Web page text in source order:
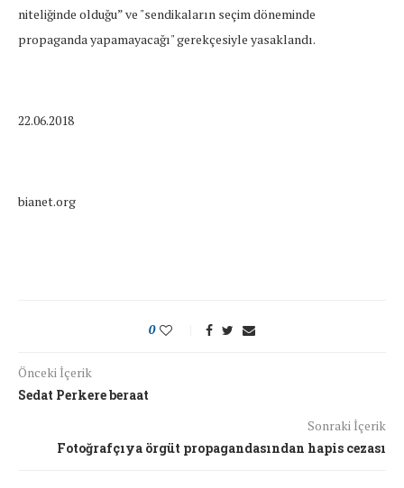
niteliğinde olduğu” ve "sendikaların seçim döneminde
propaganda yapamayacağı" gerekçesiyle yasaklandı.
22.06.2018
bianet.org
0
Önceki İçerik
Sedat Perkere beraat
Sonraki İçerik
Fotoğrafçıya örgüt propagandasından hapis cezası